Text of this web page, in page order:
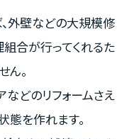
外壁などの大規模修
組合が行ってくれるた
ん。
などのリフォームさえ
態を作れます。